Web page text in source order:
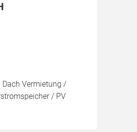
Vermietung /
/ PV